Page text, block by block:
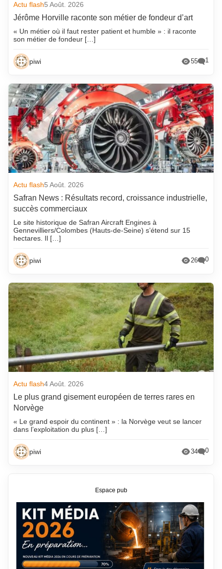
Actu flash5 Août. 2026
Jérôme Horville raconte son métier de fondeur d’art
« Un métier où il faut rester patient et humble » : il raconte
son métier de fondeur […]
piwi 55 1
Actu flash5 Août. 2026
Safran News : Résultats record, croissance industrielle,
succès commerciaux
Le site historique de Safran Aircraft Engines à
Gennevilliers/Colombes (Hauts-de-Seine) s’étend sur 15
hectares. Il […]
piwi 26 0
Actu flash4 Août. 2026
Le plus grand gisement européen de terres rares en
Norvège
« Le grand espoir du continent » : la Norvège veut se lancer
dans l’exploitation du plus […]
piwi 34 0
Espace pub